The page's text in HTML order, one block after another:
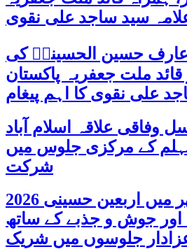
سید ساجد علی نقوی
عارف حسین الحسینیؒ کی
قائد ملت جعفریہ پاکستان
علی نقوی کا اہم پیغام
وفاقی علاقہ اسلام آباد
کے مرکزی جلوس میں
شرکت
پاکستان بھر میں اربعین حسینی 2026
اور جوش و جذبے کے ساتھ
عزادار جلوسوں میں شریک